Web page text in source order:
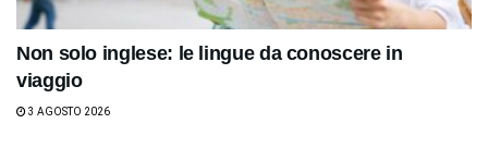
Non solo inglese: le lingue da conoscere in
viaggio
3 AGOSTO 2026